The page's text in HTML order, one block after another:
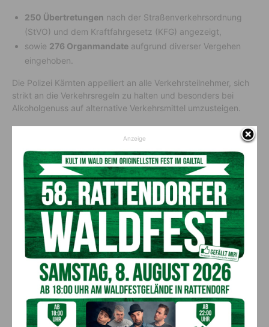
250 Übertretungen nach der Straßenverkehrsordnung
(StVO) und dem Kraftfahrgesetz (KFG) angezeigt,
sowie 276 Organmandate aufgrund diverser Vergehen
eingehoben.
Die Polizei Kärnten appelliert an alle Verkehrsteilnehmer, sich
strikt an die Verkehrsregeln zu halten und besonders bei
Alkoholgenuss auf alternative Verkehrsmittel umzusteigen.
Vorheriger Artikel
Tragischer Verlust: Strabag-
Chef Klemens Haselsteiner
verstorben
Nächster Artikel
Tröglbahn: Segnung der neuen
6er-Sesselbahn am Nassfeld
AKTUELLES
Ein langes Leben ging zu Ende: Anna
Stulier im 106. Lebensjahr verstorben
Aktuell 8. August 2026
Anzeige